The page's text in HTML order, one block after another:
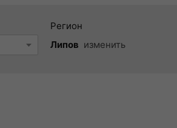
Регион
Липов изменить